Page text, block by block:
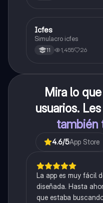
ICFES: Sociales y
Icfes
Simulacro icfes
11 1,455 26
Mira lo
usuarios.
también
4.6/5App Store
La app es muy fácil
diseñada. Hasta
que estaba